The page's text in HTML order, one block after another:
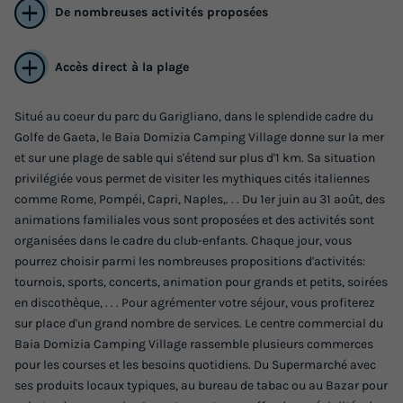
MOBILHOME 6 personnes - Happy Premium
Annulation gratuite
Adultes
6
Chambres
3
Salle de bain
1
Voir le plan 2D Terrasse semi-couverte
Barbecue Chaise longue Congélateur
+ 2
MOBILHOME 6 personnes - Happy Premium
du12/09/2026au19/09/2026
De nombreuses activités proposées
Accès direct à la plage
Situé au coeur du parc du Garigliano, dans le splendide cadre du
Golfe de Gaeta, le Baia Domizia Camping Village donne sur la mer
et sur une plage de sable qui s'étend sur plus d'1 km. Sa situation
privilégiée vous permet de visiter les mythiques cités italiennes
comme Rome, Pompéi, Capri, Naples,. . . Du 1er juin au 31 août, des
animations familiales vous sont proposées et des activités sont
organisées dans le cadre du club-enfants. Chaque jour, vous
pourrez choisir parmi les nombreuses propositions d'activités:
tournois, sports, concerts, animation pour grands et petits, soirées
en discothèque, . . . Pour agrémenter votre séjour, vous profiterez
sur place d'un grand nombre de services. Le centre commercial du
Baia Domizia Camping Village rassemble plusieurs commerces
pour les courses et les besoins quotidiens. Du Supermarché avec
ses produits locaux typiques, au bureau de tabac ou au Bazar pour